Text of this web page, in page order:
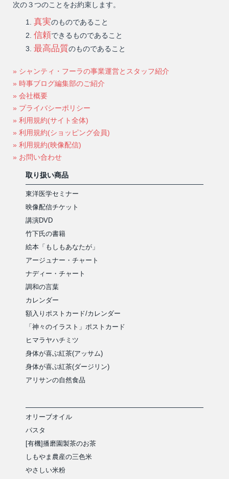
次の３つのことをお約束します。
真実のものであること
信頼できるものであること
最高品質のものであること
» シャンティ・フーラの事業運営とスタッフ紹介
» 時事ブログ編集部のご紹介
» 会社概要
» プライバシーポリシー
» 利用規約(サイト全体)
» 利用規約(ショッピング会員)
» 利用規約(映像配信)
» お問い合わせ
取り扱い商品
東洋医学セミナー
映像配信チケット
講演DVD
竹下氏の書籍
絵本「もしもあなたが」
アージュナー・チャート
ナディー・チャート
調和の言葉
カレンダー
額入りポストカード/カレンダー
「神々のイラスト」ポストカード
ヒマラヤハチミツ
身体が喜ぶ紅茶(アッサム)
身体が喜ぶ紅茶(ダージリン)
アリサンの自然食品
オリーブオイル
パスタ
[有機]播磨園製茶のお茶
しもやま農産の三色米
やさしい米粉